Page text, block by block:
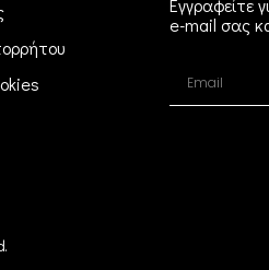
Εγγραφείτε
e-mail σας